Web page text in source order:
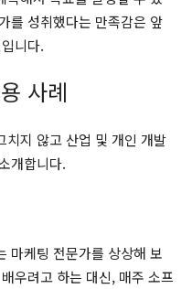
를 성취했다는 만족감은 앞
니다.
사례
치지 않고 산업 및 개인 개발
개합니다.
마케팅 전문가를 상상해 보
우려고 하는 대신, 매주 소프